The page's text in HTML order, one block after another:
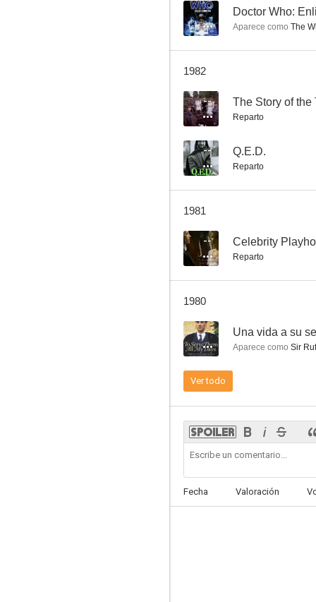
--
--
--
-- Doctor Who:
Aparece como The
1982
-- The Story of the
Reparto
-- Q.E.D.
Reparto
1981
-- Celebrity
Reparto
1980
-- Una vida a su
Aparece como Sir
Ver todo
Fecha Valoración